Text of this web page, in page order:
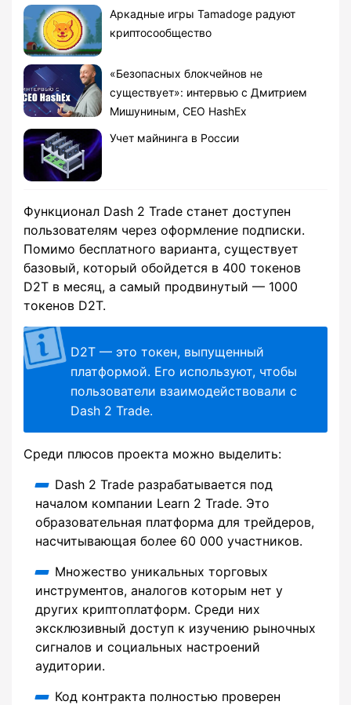
Аркадные игры Tamadoge радуют
криптосообщество
«Безопасных блокчейнов не
существует»: интервью с Дмитрием
Мишуниным, CEO HashEx
Учет майнинга в России
Функционал Dash 2 Trade станет доступен
пользователям через оформление подписки.
Помимо бесплатного варианта, существует
базовый, который обойдется в 400 токенов
D2T в месяц, а самый продвинутый — 1000
токенов D2T.
D2T — это токен, выпущенный
платформой. Его используют, чтобы
пользователи взаимодействовали с
Dash 2 Trade.
Среди плюсов проекта можно выделить:
Dash 2 Trade разрабатывается под
началом компании Learn 2 Trade. Это
образовательная платформа для трейдеров,
насчитывающая более 60 000 участников.
Множество уникальных торговых
инструментов, аналогов которым нет у
других криптоплатформ. Среди них
эксклюзивный доступ к изучению рыночных
сигналов и социальных настроений
аудитории.
Код контракта полностью проверен